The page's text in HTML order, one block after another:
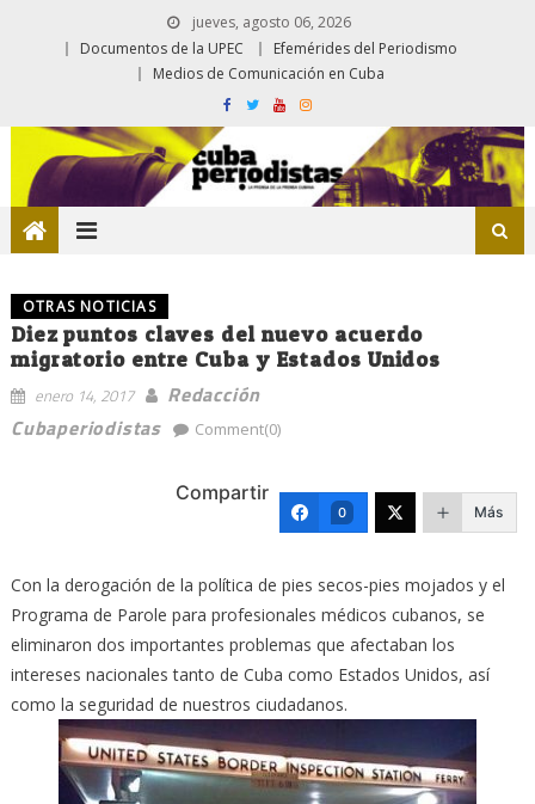
jueves, agosto 06, 2026
Documentos de la UPEC
Efemérides del Periodismo
Medios de Comunicación en Cuba
OTRAS NOTICIAS
Diez puntos claves del nuevo acuerdo
migratorio entre Cuba y Estados Unidos
enero 14, 2017
Redacción
Cubaperiodistas
Comment(0)
Compartir
0 Más
Con la derogación de la política de pies secos-pies mojados y el
Programa de Parole para profesionales médicos cubanos, se
eliminaron dos importantes problemas que afectaban los
intereses nacionales tanto de Cuba como Estados Unidos, así
como la seguridad de nuestros ciudadanos.